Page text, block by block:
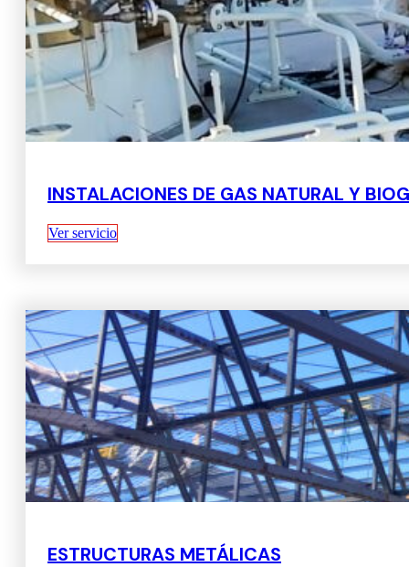
INSTALACIONES DE GAS NATURAL Y
Ver servicio
ESTRUCTURAS METÁLICAS